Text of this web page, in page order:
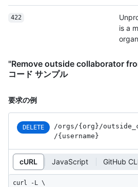
422
is a
"Remove outside collaborator
コード サンプル
要求の例
DELETE /orgs /{org} /outside_
/{username}
cURL JavaScript GitHub
curl -L \